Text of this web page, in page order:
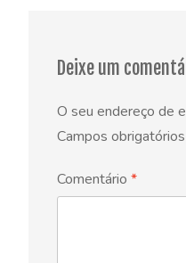
Deixe um
O seu endereço de
Campos
Comentário *